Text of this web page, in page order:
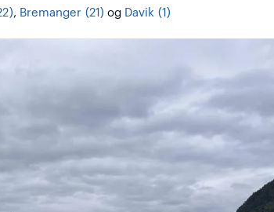
, Bremanger (21) og Davik (1)